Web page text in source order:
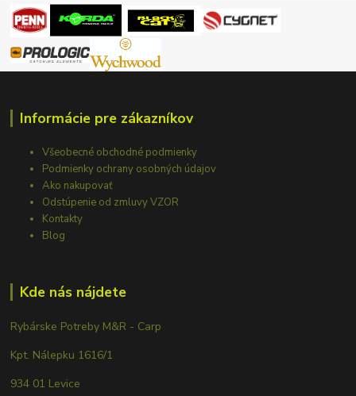
Informácie pre zákazníkov
Všeobecné obchodné podmienky
Podmienky ochrany osobných údajov
Ako nakupovať
Odstúpenie od zmluvy VZOR
Kontakty
Blog
Kde nás nájdete
Rybárske Potreby M&R - Carp
Kpt. Nálepku 1616/1
934 01 Levice